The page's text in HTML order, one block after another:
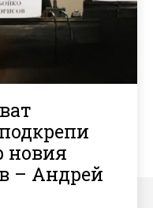
новия
– Андрей